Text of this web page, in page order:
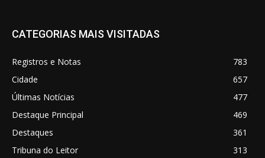
CATEGORIAS MAIS VISITADAS
Registros e Notas
783
Cidade
657
Últimas Notícias
477
Destaque Principal
469
Destaques
361
Tribuna do Leitor
313